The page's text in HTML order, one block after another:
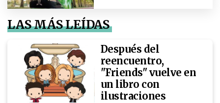
LAS MÁS LEÍDAS
Después del
reencuentro,
"Friends" vuelve en
un libro con
ilustraciones